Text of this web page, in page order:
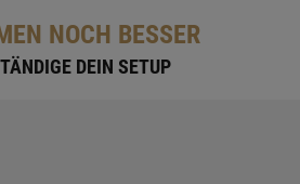
NOCH BESSER
DEIN SETUP